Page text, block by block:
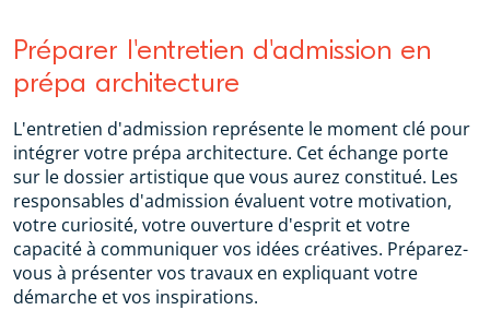
Préparer l'entretien d'admission en
prépa architecture
L'entretien d'admission représente le moment clé pour
intégrer votre prépa architecture. Cet échange porte
sur le dossier artistique que vous aurez constitué. Les
responsables d'admission évaluent votre motivation,
votre curiosité, votre ouverture d'esprit et votre
capacité à communiquer vos idées créatives. Préparez-
vous à présenter vos travaux en expliquant votre
démarche et vos inspirations.